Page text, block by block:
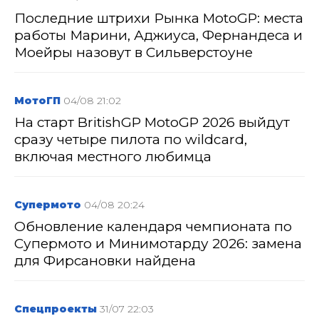
Последние штрихи Рынка MotoGP: места
работы Марини, Аджиуса, Фернандеса и
Моейры назовут в Сильверстоуне
МотоГП 04/08 21:02
На старт BritishGP MotoGP 2026 выйдут
сразу четыре пилота по wildcard,
включая местного любимца
Супермото 04/08 20:24
Обновление календаря чемпионата по
Супермото и Минимотарду 2026: замена
для Фирсановки найдена
Спецпроекты 31/07 22:03